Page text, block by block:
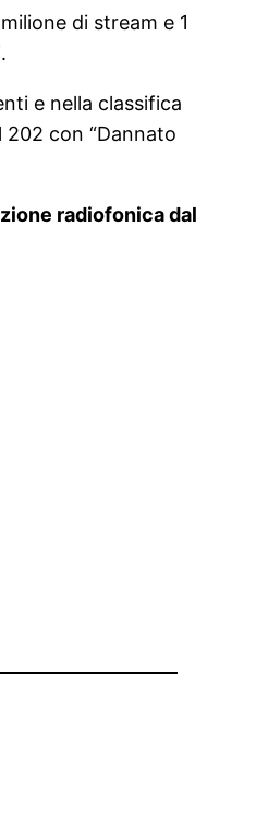
di stream e 1
e nella classifica
202 con “Dannato
radiofonica dal